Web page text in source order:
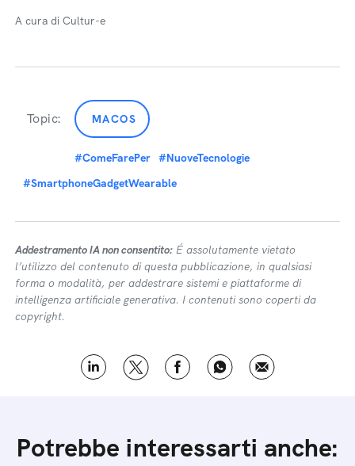
A cura di Cultur-e
Topic: MACOS
#ComeFarePer #NuoveTecnologie
#SmartphoneGadgetWearable
Addestramento IA non consentito: É assolutamente vietato
l’utilizzo del contenuto di questa pubblicazione, in qualsiasi
forma o modalità, per addestrare sistemi e piattaforme di
intelligenza artificiale generativa. I contenuti sono coperti da
copyright.
Potrebbe interessarti anche: